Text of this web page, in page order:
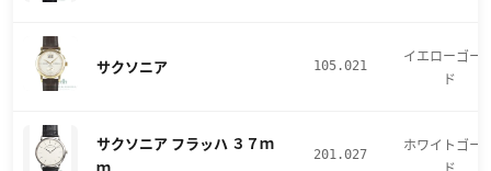
サクソニア 105.021
イエローゴー
ド
サクソニア フラッハ ３７ｍ
ｍ
201.027
ホワイトゴー
ド